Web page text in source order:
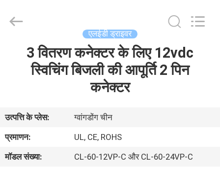
हमारे
बारे
में
LIGHTING
LIMITED.
एलईडी ड्राइवर
3 वितरण कनेक्टर के लिए 12vdc
स्विचिंग बिजली की आपूर्ति 2 पिन
कनेक्टर
उत्पत्ति के प्लेस:
ग्वांगडोंग चीन
प्रमाणन:
UL, CE, ROHS
मॉडल संख्या:
CL-60-12VP-C और CL-60-24VP-C